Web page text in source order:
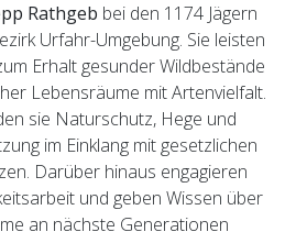
Rathgeb bei den 1174 Jägern
Urfahr-Umgebung. Sie leisten
Erhalt gesunder Wildbestände
Lebensräume mit Artenvielfalt.
sie Naturschutz, Hege und
im Einklang mit gesetzlichen
Darüber hinaus engagieren
und geben Wissen über
an nächste Generationen